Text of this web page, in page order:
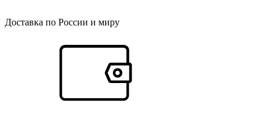
Доставка по России и миру